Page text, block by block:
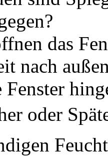
das
nach
oder